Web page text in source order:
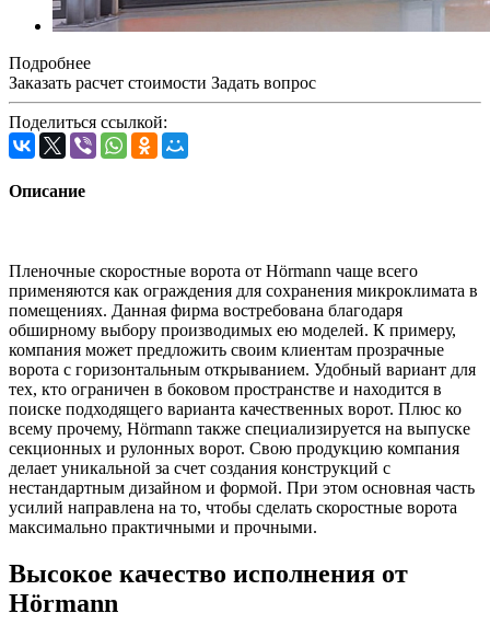
Подробнее
Заказать расчет стоимости Задать вопрос
Поделиться ссылкой:
Описание
Пленочные скоростные ворота от Hörmann чаще всего
применяются как ограждения для сохранения микроклимата в
помещениях. Данная фирма востребована благодаря
обширному выбору производимых ею моделей. К примеру,
компания может предложить своим клиентам прозрачные
ворота с горизонтальным открыванием. Удобный вариант для
тех, кто ограничен в боковом пространстве и находится в
поиске подходящего варианта качественных ворот. Плюс ко
всему прочему, Hörmann также специализируется на выпуске
секционных и рулонных ворот. Свою продукцию компания
делает уникальной за счет создания конструкций с
нестандартным дизайном и формой. При этом основная часть
усилий направлена на то, чтобы сделать скоростные ворота
максимально практичными и прочными.
Высокое качество исполнения от
Hörmann